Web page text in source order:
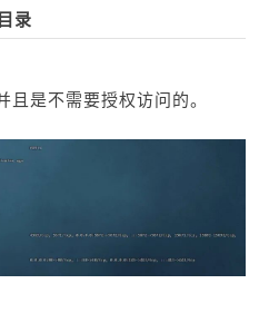
录
是不需要授权访问的。